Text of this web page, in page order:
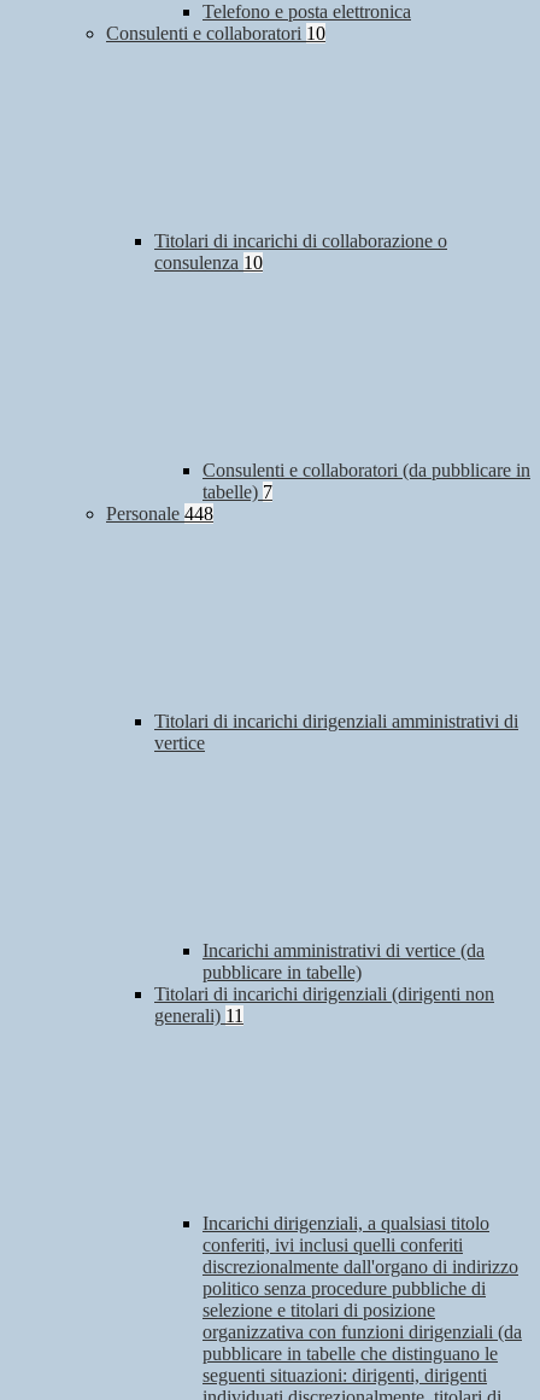
Telefono e posta elettronica
Consulenti e collaboratori 10
Titolari di incarichi di collaborazione o
consulenza 10
Consulenti e collaboratori (da pubblicare in
tabelle) 7
Personale 448
Titolari di incarichi dirigenziali amministrativi di
vertice
Incarichi amministrativi di vertice (da
pubblicare in tabelle)
Titolari di incarichi dirigenziali (dirigenti non
generali) 11
Incarichi dirigenziali, a qualsiasi titolo
conferiti, ivi inclusi quelli conferiti
discrezionalmente dall'organo di indirizzo
politico senza procedure pubbliche di
selezione e titolari di posizione
organizzativa con funzioni dirigenziali (da
pubblicare in tabelle che distinguano le
seguenti situazioni: dirigenti, dirigenti